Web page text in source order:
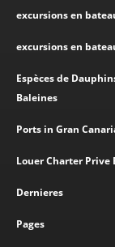
excursions en
excursions en
Espèces de
Baleines
Ports in Gran
Louer Charter Prive
Dernieres
Pages